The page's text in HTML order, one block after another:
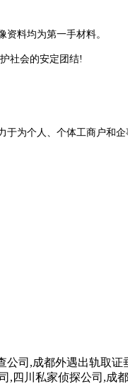
料均为第一手材料。
社会的安定团结!
为个人、个体工商户和
公司,成都外遇出轨取
四川私家侦探公司,成